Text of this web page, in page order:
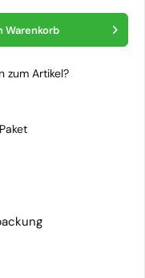
Warenkorb
zum Artikel?
Paket